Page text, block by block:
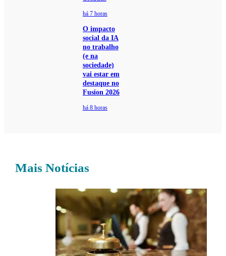
há 7 horas
O impacto
social da IA
no trabalho
(e na
sociedade)
vai estar em
destaque no
Fusion 2026
há 8 horas
Mais Notícias